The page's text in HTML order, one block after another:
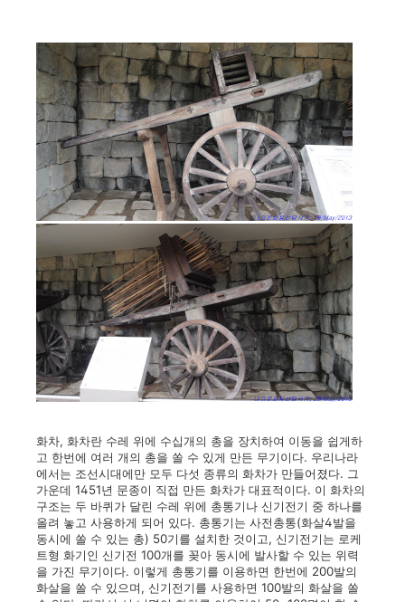
화차, 화차란 수레 위에 수십개의 총을 장치하여 이동을 쉽게하
고 한번에 여러 개의 총을 쏠 수 있게 만든 무기이다. 우리나라
에서는 조선시대에만 모두 다섯 종류의 화차가 만들어졌다. 그
가운데 1451년 문종이 직접 만든 화차가 대표적이다. 이 화차의
구조는 두 바퀴가 달린 수레 위에 총통기나 신기전기 중 하나를
올려 놓고 사용하게 되어 있다. 총통기는 사전총통(화살4발을
동시에 쏠 수 있는 총) 50기를 설치한 것이고, 신기전기는 로케
트형 화기인 신기전 100개를 꽂아 동시에 발사할 수 있는 위력
을 가진 무기이다. 이렇게 총통기를 이용하면 한번에 200발의
화살을 쏠 수 있으며, 신기전기를 사용하면 100발의 화살을 쏠